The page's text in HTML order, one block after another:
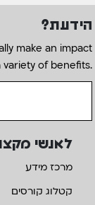
הידעת?
make an impact
variety of benefits.
לאנשי
מרכז מידע
קטלוג קורסים